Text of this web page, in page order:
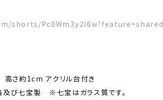
shorts/Pc0Wm3y2l6w?feature=shared
さ約1cm アクリル台付き
び七宝製 ※七宝はガラス質です。